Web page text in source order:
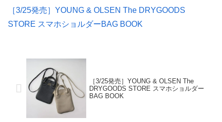
［3/25発売］YOUNG & OLSEN The DRYGOODS
STORE スマホショルダーBAG BOOK
［3/25発売］YOUNG & OLSEN The
DRYGOODS STORE スマホショルダー
BAG BOOK